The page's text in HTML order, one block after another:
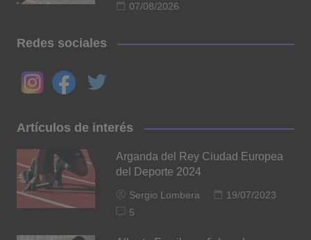
07/08/2026
Redes sociales
Artículos de interés
Arganda del Rey Ciudad Europea
del Deporte 2024
Sergio Lombera
19/07/2023
5